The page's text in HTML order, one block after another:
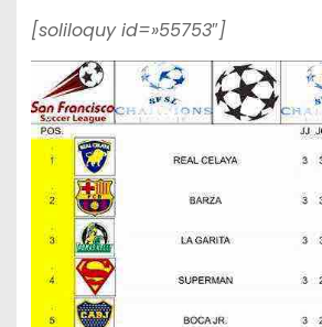
[soliloquy id=»55753″]